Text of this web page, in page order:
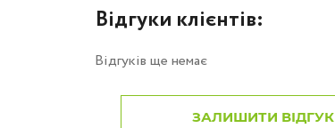
Відгуки клієнтів:
Відгуків ще немає
ЗАЛИШИТИ ВІДГУК